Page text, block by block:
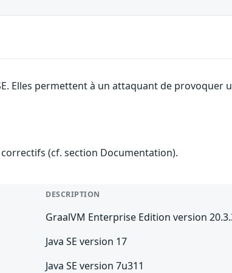
Elles permettent à un attaquant de
(cf. section Documentation).
DESCRIPTION
GraalVM Enterprise Edition version
Java SE version 17
Java SE version 7u311